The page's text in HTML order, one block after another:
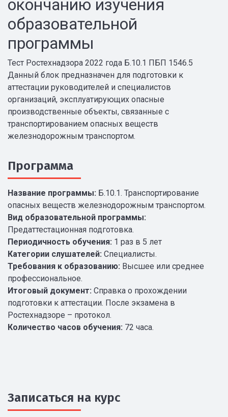
окончанию изучения
образовательной
программы
Тест Ростехнадзора 2022 года Б.10.1 ПБП 1546.5
Данный блок предназначен для подготовки к
аттестации руководителей и специалистов
организаций, эксплуатирующих опасные
производственные объекты, связанные с
транспортированием опасных веществ
железнодорожным транспортом.
Программа
Название программы: Б.10.1. Транспортирование
опасных веществ железнодорожным транспортом.
Вид образовательной программы:
Предаттестационная подготовка.
Периодичность обучения: 1 раз в 5 лет
Категории слушателей: Специалисты.
Требования к образованию: Высшее или среднее
профессиональное.
Итоговый документ: Справка о прохождении
подготовки к аттестации. После экзамена в
Ростехнадзоре – протокол.
Количество часов обучения: 72 часа.
Записаться на курс